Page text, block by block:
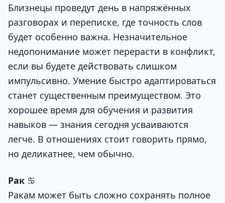
Близнецы проведут день в напряжённых
разговорах и переписке, где точность слов
будет особенно важна. Незначительное
недопонимание может перерасти в конфликт,
если вы будете действовать слишком
импульсивно. Умение быстро адаптироваться
станет существенным преимуществом. Это
хорошее время для обучения и развития
навыков — знания сегодня усваиваются
легче. В отношениях стоит говорить прямо,
но деликатнее, чем обычно.
Рак ♋
Ракам может быть сложно сохранять полное